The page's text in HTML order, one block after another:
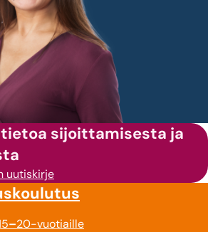
sijoittamisesta ja
uutiskirje
–20-vuotiaille